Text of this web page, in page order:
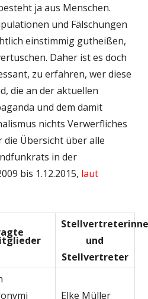
ja aus Menschen.
und Fälschungen
einstimmig gutheißen,
Daher ist es doch
zu erfahren, wer diese
die an der aktuellen
und dem damit
nichts Verwerfliches
die Übersicht über alle
in der
bis 1.12.2015, laut
und
Stellvertreter
Elke Müller